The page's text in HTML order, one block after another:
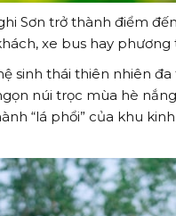
Sơn trở thành điểm
xe bus hay phương
sinh thái thiên nhiên
núi trọc mùa hè
“lá phổi” của khu